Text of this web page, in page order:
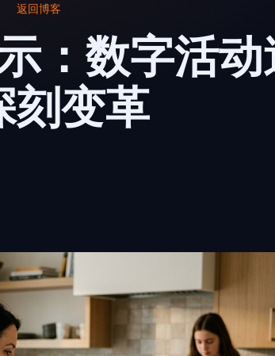
返回博客
：数字活
刻变革